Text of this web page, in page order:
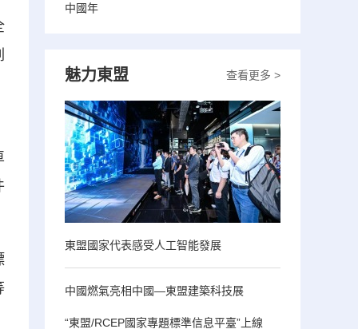
中國年
查看更多 >
魅力東盟
東盟國家代表感受人工智能發展
中國燃氣亮相中國—東盟建築科技展
“東盟/RCEP國家專題標準信息平臺”上線